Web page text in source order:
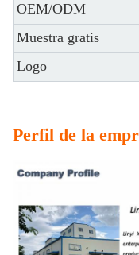
OEM/ODM
Muestra gratis
Logo
Perfil de la